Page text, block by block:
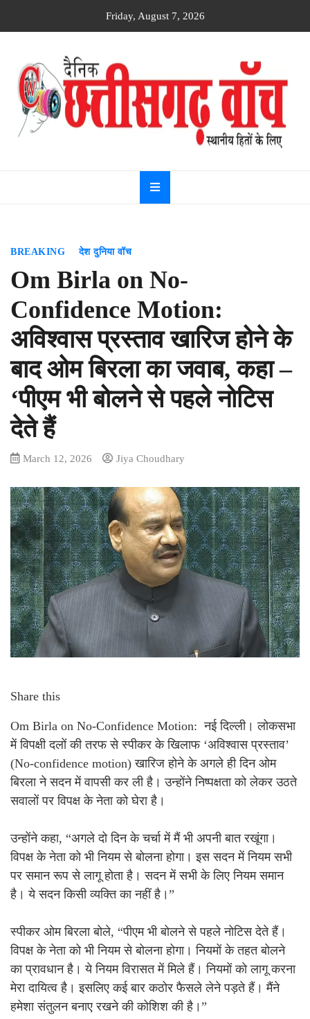
Friday, August 7, 2026
Dainik
Chhattisgarh
watch
BREAKING देश दुनिया वॉच
Om Birla on No-
Confidence Motion:
अविश्वास प्रस्ताव खारिज होने के
बाद ओम बिरला का जवाब, कहा –
‘पीएम भी बोलने से पहले नोटिस
देते हैं
March 12, 2026 Jiya Choudhary
Share this
Om Birla on No-Confidence Motion: नई दिल्ली। लोकसभा
में विपक्षी दलों की तरफ से स्पीकर के खिलाफ ‘अविश्वास प्रस्ताव’
(No-confidence motion) खारिज होने के अगले ही दिन ओम
बिरला ने सदन में वापसी कर ली है। उन्होंने निष्पक्षता को लेकर उठते
सवालों पर विपक्ष के नेता को घेरा है।
उन्होंने कहा, “अगले दो दिन के चर्चा में मैं भी अपनी बात रखूंगा।
विपक्ष के नेता को भी नियम से बोलना होगा। इस सदन में नियम सभी
पर समान रूप से लागू होता है। सदन में सभी के लिए नियम समान
है। ये सदन किसी व्यक्ति का नहीं है।”
स्पीकर ओम बिरला बोले, “पीएम भी बोलने से पहले नोटिस देते हैं।
विपक्ष के नेता को भी नियम से बोलना होगा। नियमों के तहत बोलने
का प्रावधान है। ये नियम विरासत में मिले हैं। नियमों को लागू करना
मेरा दायित्व है। इसलिए कई बार कठोर फैसले लेने पड़ते हैं। मैंने
हमेशा संतुलन बनाए रखने की कोशिश की है।”